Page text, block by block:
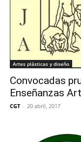
Artes plásticas y diseño
Convocadas
Enseñanzas
CGT - 20 abril, 2017